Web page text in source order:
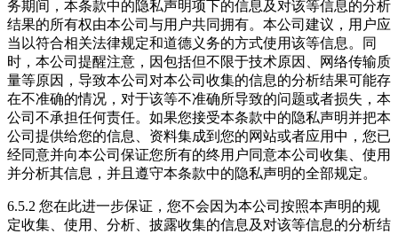
务期间，本条款中的隐私声明项下的信息及对该等信息的分析
结果的所有权由本公司与用户共同拥有。本公司建议，用户应
当以符合相关法律规定和道德义务的方式使用该等信息。同
时，本公司提醒注意，因包括但不限于技术原因、网络传输质
量等原因，导致本公司对本公司收集的信息的分析结果可能存
在不准确的情况，对于该等不准确所导致的问题或者损失，本
公司不承担任何责任。如果您接受本条款中的隐私声明并把本
公司提供给您的信息、资料集成到您的网站或者应用中，您已
经同意并向本公司保证您所有的终用户同意本公司收集、使用
并分析其信息，并且遵守本条款中的隐私声明的全部规定。
6.5.2 您在此进一步保证，您不会因为本公司按照本声明的规
定收集、使用、分析、披露收集的信息及对该等信息的分析结